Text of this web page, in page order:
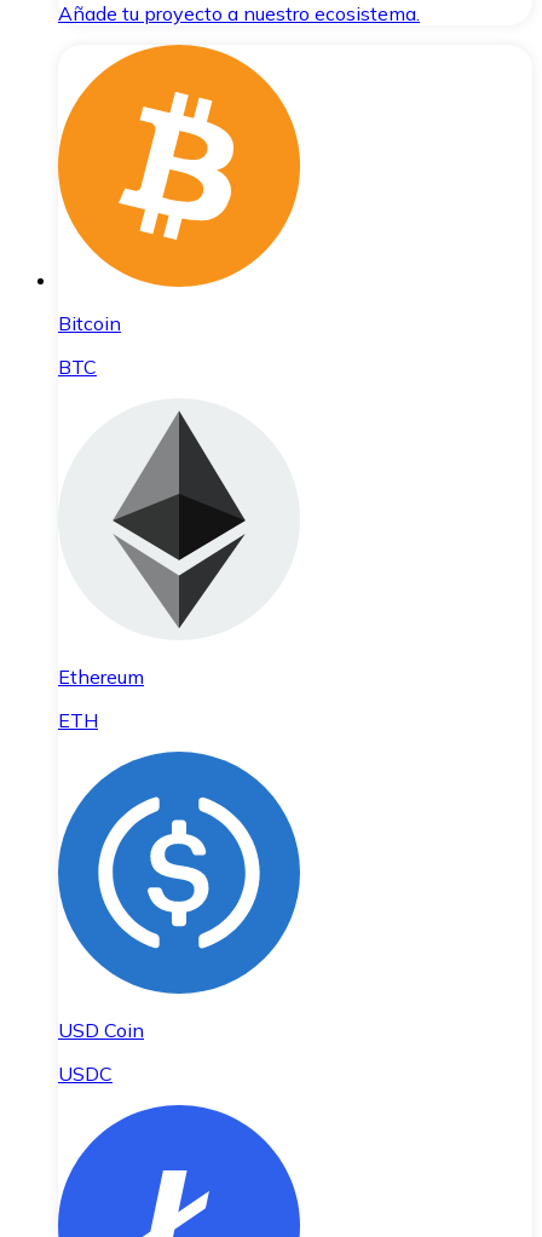
Añade tu proyecto a nuestro ecosistema.
Bitcoin
BTC
Ethereum
ETH
USD Coin
USDC